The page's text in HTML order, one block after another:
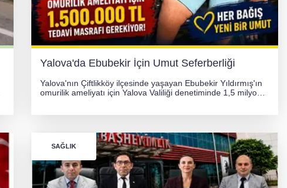
Yalova'da Ebubekir İçin Umut Seferberliği
Yalova'nın Çiftlikköy ilçesinde yaşayan Ebubekir Yıldırmış'ın
omurilik ameliyatı için Yalova Valiliği denetiminde 1,5 milyon
SAĞLIK